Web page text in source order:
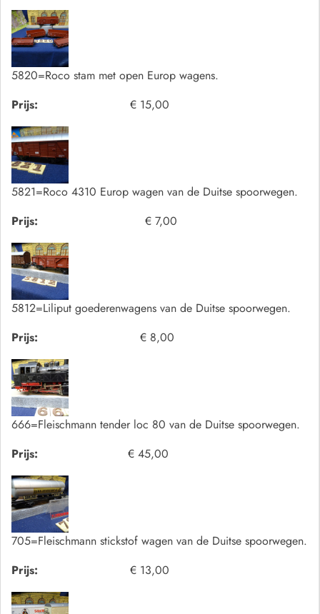
5820=Roco stam met open Europ wagens.
Prijs:
€ 15,00
5821=Roco 4310 Europ wagen van de Duitse spoorwegen.
Prijs:
€ 7,00
5812=Liliput goederenwagens van de Duitse spoorwegen.
Prijs:
€ 8,00
666=Fleischmann tender loc 80 van de Duitse spoorwegen.
Prijs:
€ 45,00
705=Fleischmann stickstof wagen van de Duitse spoorwegen.
Prijs:
€ 13,00